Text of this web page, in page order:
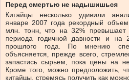
Перед смертью не надышишься
Китайцы несколько удивили
январе 2007 года рекордный
млн. тонн, что на 32% превышает
периода годичной давности и на
прошлого года. По мнению
объясняется, прежде всего,
запастись сырьем, пока цены на
Кроме того, можно предположить,
китайцы, стремясь получить как